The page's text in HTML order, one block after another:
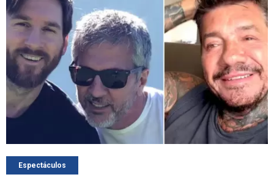
Espectáculos